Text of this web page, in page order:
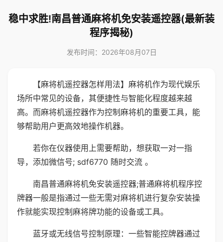
稳中求胜!南昌普通麻将机免安装遥控器(最新装
程序揭秘)
发布时间：2026年08月07日
【麻将机遥控器怎样用法】麻将机作为现代娱乐
场所中常见的设备，其便捷性与智能化程度越来越
高。而麻将机遥控器作为控制麻将机的重要工具，能
够帮助用户更高效地操作机器。
若你在仪器使用上需要帮助，想获取一对一指
导，添加微信号; sdf6770 随时交流 。
南昌普通麻将机免安装遥控器;普通麻将机程序控
牌器一般是指通过一些无需对麻将机进行复杂安装操
作就能实现控制麻将牌功能的设备或工具。
蓝牙或无线信号控制原理：一些智能控牌器通过